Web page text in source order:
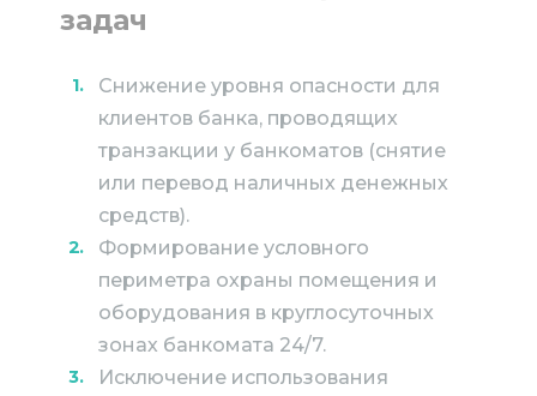
задач
Снижение уровня опасности для
клиентов банка, проводящих
транзакции у банкоматов (снятие
или перевод наличных денежных
средств).
Формирование условного
периметра охраны помещения и
оборудования в круглосуточных
зонах банкомата 24/7.
Исключение использования